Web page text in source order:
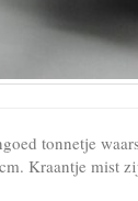
tonnetje
Kraantje mist